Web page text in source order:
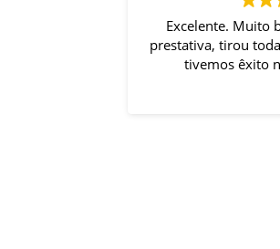
Excelente. Muito
prestativa, tirou
tivemos êxito